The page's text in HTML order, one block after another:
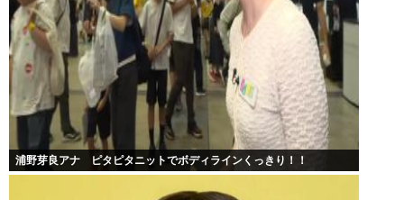
浦野芽良アナ ピタピタニットでボディラインくっきり！！